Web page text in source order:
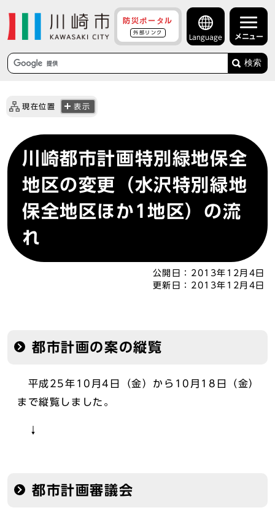
防災ポータル
外部リンク
Language メニュー
検索
現在位置 表示
川崎都市計画特別緑地保全
地区の変更（水沢特別緑地
保全地区ほか1地区）の流
れ
公開日： 2013年12月4日
更新日： 2013年12月4日
都市計画の案の縦覧
平成25年10月4日（金）から10月18日（金）
まで縦覧しました。
↓
都市計画審議会